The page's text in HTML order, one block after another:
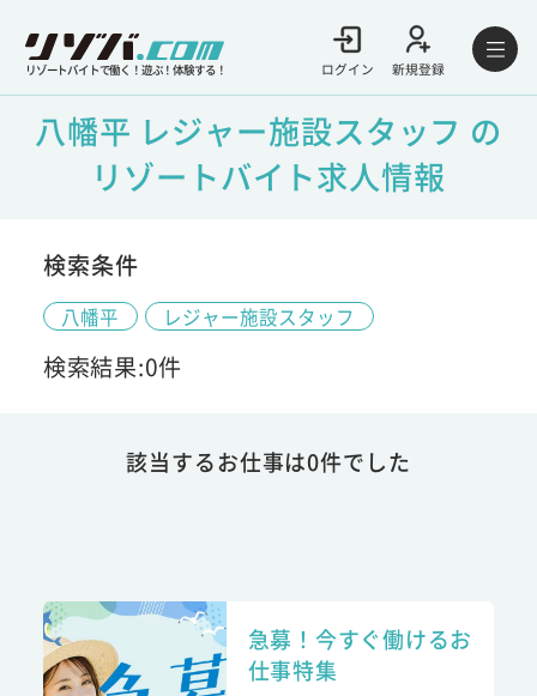
リゾートバイトで働く！遊ぶ！体験する！ ログイン 新規登録
八幡平 レジャー施設スタッフ の
リゾートバイト求人情報
検索条件
八幡平 レジャー施設スタッフ
検索結果:0件
該当するお仕事は0件でした
急募！今すぐ働けるお
仕事特集